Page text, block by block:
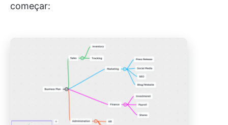
começar: